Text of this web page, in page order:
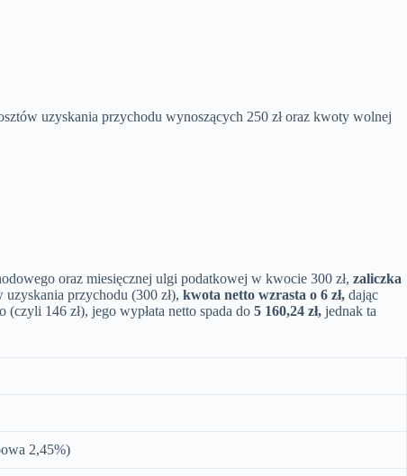
uzyskania przychodu wynoszących 250 zł oraz kwoty wolnej
oraz miesięcznej ulgi podatkowej w kwocie 300 zł, zaliczka
przychodu (300 zł), kwota netto wzrasta o 6 zł, dając
146 zł), jego wypłata netto spada do 5 160,24 zł, jednak ta
2,45%)